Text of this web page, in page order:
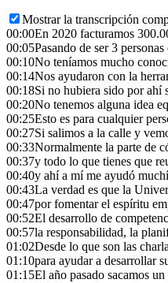
Mostrar la transcripción
00:00En 2020 facturamos
00:05Pasando de ser 3
00:10No teníamos mucho
00:14Nos ayudaron con la
00:18Si no hubiera sido por ahí
00:20No tenemos alguna idea
00:25Esto es para cualquier
00:27Si salimos a la calle y
00:33Normalmente la parte de
00:37y todo lo que tienes que
00:40y ahí a mí me ayudó
00:43La verdad es que la
00:47por fomentar el espíritu
00:52El desarrollo de
00:57la responsabilidad, la
01:02Desde lo que son las
01:10para ayudar a desarrollar
01:15El año pasado sacamos